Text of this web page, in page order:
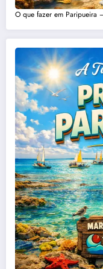
O que fazer em Paripueira